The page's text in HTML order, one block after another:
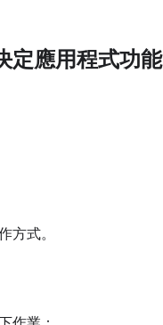
定應用程式功能
方式。